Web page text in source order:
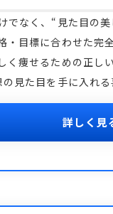
でなく、“見た目の
・目標に合わせた完
く痩せるための正し
見た目を手に入れる
詳しく見